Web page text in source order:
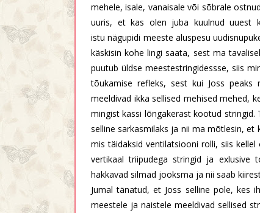
mehele, isale, vanaisale või sõbrale ostnud
uuris, et kas olen juba kuulnud uuest
istu nägupidi meeste aluspesu
käskisin kohe lingi saata, sest ma
puutub üldse meestestringidessse, siis
tõukamise refleks, sest kui Joss peaks
meeldivad ikka sellised mehised mehed,
mingist kassi lõngakerast kootud
selline sarkasmilaks ja nii ma mõtlesin, et
mis täidaksid ventilatsiooni rolli, siis
vertikaal triipudega stringid ja
hakkavad silmad jooksma ja nii saab
Jumal tänatud, et Joss selline pole, kes
meestele ja naistele meeldivad sellised